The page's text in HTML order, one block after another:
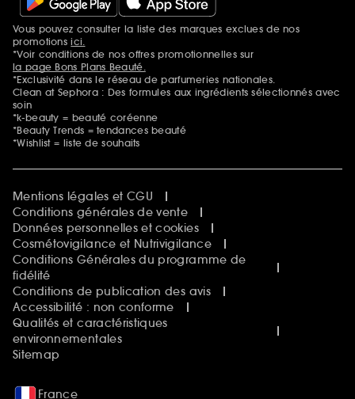
Mentions additionnelles
Vous pouvez consulter la liste des marques exclues de nos
promotionsici.
*Voir conditions de nos offres promotionnelles sur
la page Bons Plans Beauté.
*Exclusivité dans le réseau de parfumeries nationales.
Clean at Sephora : Des formules aux ingrédients sélectionnés avec
soin
*k-beauty = beauté coréenne
*Beauty Trends = tendances beauté
*Wishlist = liste de souhaits
Mentions légales et CGU
Conditions générales de vente
Données personnelles et cookies
Cosmétovigilance et Nutrivigilance
Conditions Générales du programme de
fidélité
Conditions de publication des avis
Accessibilité : non conforme
Qualités et caractéristiques
environnementales
Sitemap
France